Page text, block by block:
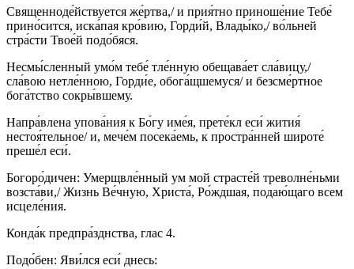
Священноде́йствуется же́ртва,/ и прия́тно приноше́ние Тебе́
прино́сится, иска́пая кро́вию, Горди́й, Влады́ко,/ во́льней
стра́сти Твое́й подо́бяся.
Несмы́сленный умо́м тебе́ тле́нную обещава́ет сла́вицу,/
сла́вою нетле́нною, Горди́е, обога́щшемуся/ и безсме́ртное
бога́тство сокры́вшему.
Напра́влена упова́ния к Бо́гу име́я, прете́кл еси́ жития́
нестоя́тельное/ и, мече́м посека́емь, к простра́нней широте́
преше́л еси́.
Богоро́дичен: Умерщвле́нный ум мой страсте́й треволне́ньми
возста́ви,/ Жизнь Ве́чную, Христа́, Ро́ждшая, подаю́щаго всем
исцеле́ния.
Конда́к предпра́зднства, глас 4.
Подо́бен: Яви́лся еси́ днесь: